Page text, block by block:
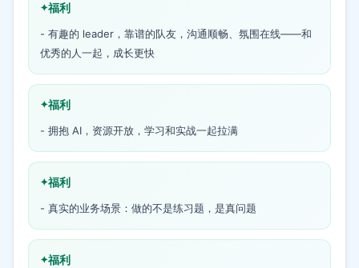
福利
- 有趣的 leader，靠谱的队友，沟通顺畅、氛围在线——和
优秀的人一起，成长更快
福利
- 拥抱 AI，资源开放，学习和实战一起拉满
福利
- 真实的业务场景：做的不是练习题，是真问题
福利